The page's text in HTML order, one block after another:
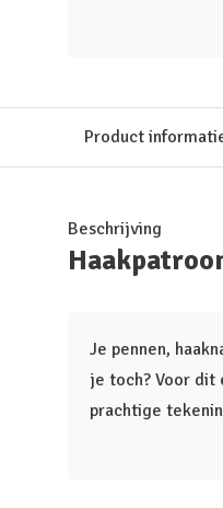
Product
Beschrijving
Je pennen,
je toch? Voor dit
prachtige